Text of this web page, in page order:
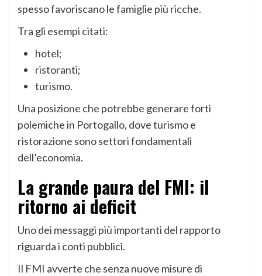
spesso favoriscano le famiglie più ricche.
Tra gli esempi citati:
hotel;
ristoranti;
turismo.
Una posizione che potrebbe generare forti
polemiche in Portogallo, dove turismo e
ristorazione sono settori fondamentali
dell’economia.
La grande paura del FMI: il
ritorno ai deficit
Uno dei messaggi più importanti del rapporto
riguarda i conti pubblici.
Il FMI avverte che senza nuove misure di